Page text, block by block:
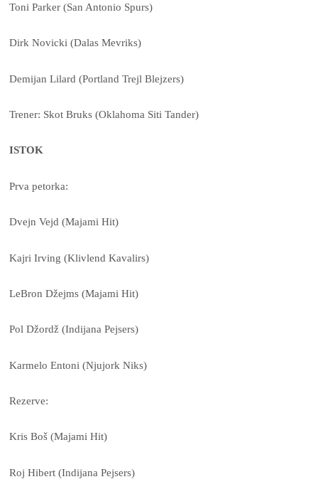
Toni Parker (San Antonio Spurs)
Dirk Novicki (Dalas Mevriks)
Demijan Lilard (Portland Trejl Blejzers)
Trener: Skot Bruks (Oklahoma Siti Tander)
ISTOK
Prva petorka:
Dvejn Vejd (Majami Hit)
Kajri Irving (Klivlend Kavalirs)
LeBron Džejms (Majami Hit)
Pol Džordž (Indijana Pejsers)
Karmelo Entoni (Njujork Niks)
Rezerve:
Kris Boš (Majami Hit)
Roj Hibert (Indijana Pejsers)